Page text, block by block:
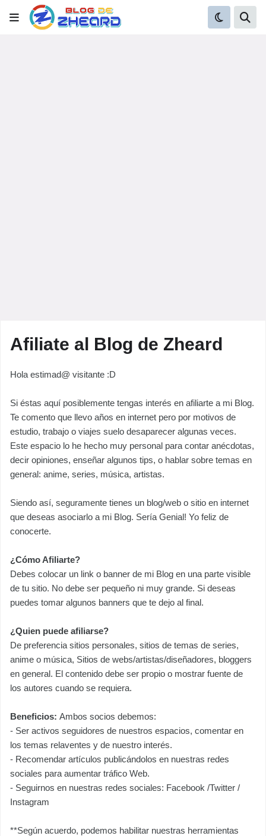
Afiliate al Blog de Zheard
Hola estimad@ visitante :D
Si éstas aquí posiblemente tengas interés en afiliarte a mi Blog.
Te comento que llevo años en internet pero por motivos de
estudio, trabajo o viajes suelo desaparecer algunas veces.
Este espacio lo he hecho muy personal para contar anécdotas,
decir opiniones, enseñar algunos tips, o hablar sobre temas en
general: anime, series, música, artistas.
Siendo así, seguramente tienes un blog/web o sitio en internet
que deseas asociarlo a mi Blog. Sería Genial! Yo feliz de
conocerte.
¿Cómo Afiliarte?
Debes colocar un link o banner de mi Blog en una parte visible
de tu sitio. No debe ser pequeño ni muy grande. Si deseas
puedes tomar algunos banners que te dejo al final.
¿Quien puede afiliarse?
De preferencia sitios personales, sitios de temas de series,
anime o música, Sitios de webs/artistas/diseñadores, bloggers
en general. El contenido debe ser propio o mostrar fuente de
los autores cuando se requiera.
Beneficios: Ambos socios debemos:
- Ser activos seguidores de nuestros espacios, comentar en
los temas relaventes y de nuestro interés.
- Recomendar artículos publicándolos en nuestras redes
sociales para aumentar tráfico Web.
- Seguirnos en nuestras redes sociales: Facebook /Twitter /
Instagram
**Según acuerdo, podemos habilitar nuestras herramientas